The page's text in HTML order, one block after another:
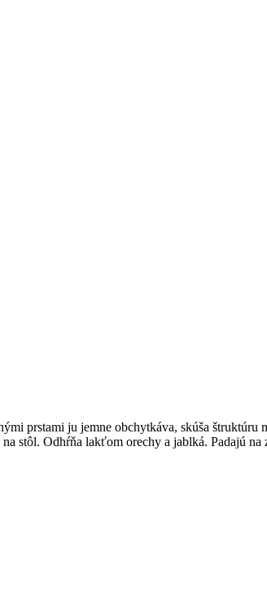
prstami ju jemne obchytkáva, skúša
stôl. Odhŕňa lakťom orechy a jablká. Padajú